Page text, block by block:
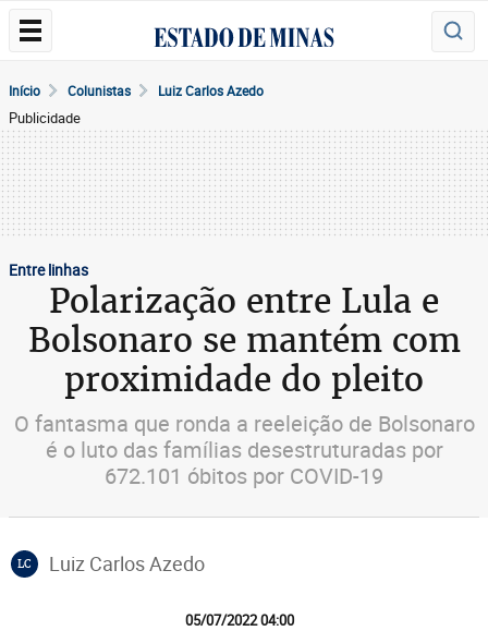
Início Colunistas Luiz Carlos Azedo
Publicidade
Entre linhas
Polarização entre Lula e
Bolsonaro se mantém com
proximidade do pleito
O fantasma que ronda a reeleição de Bolsonaro
é o luto das famílias desestruturadas por
672.101 óbitos por COVID-19
LC Luiz Carlos Azedo
05/07/2022 04:00